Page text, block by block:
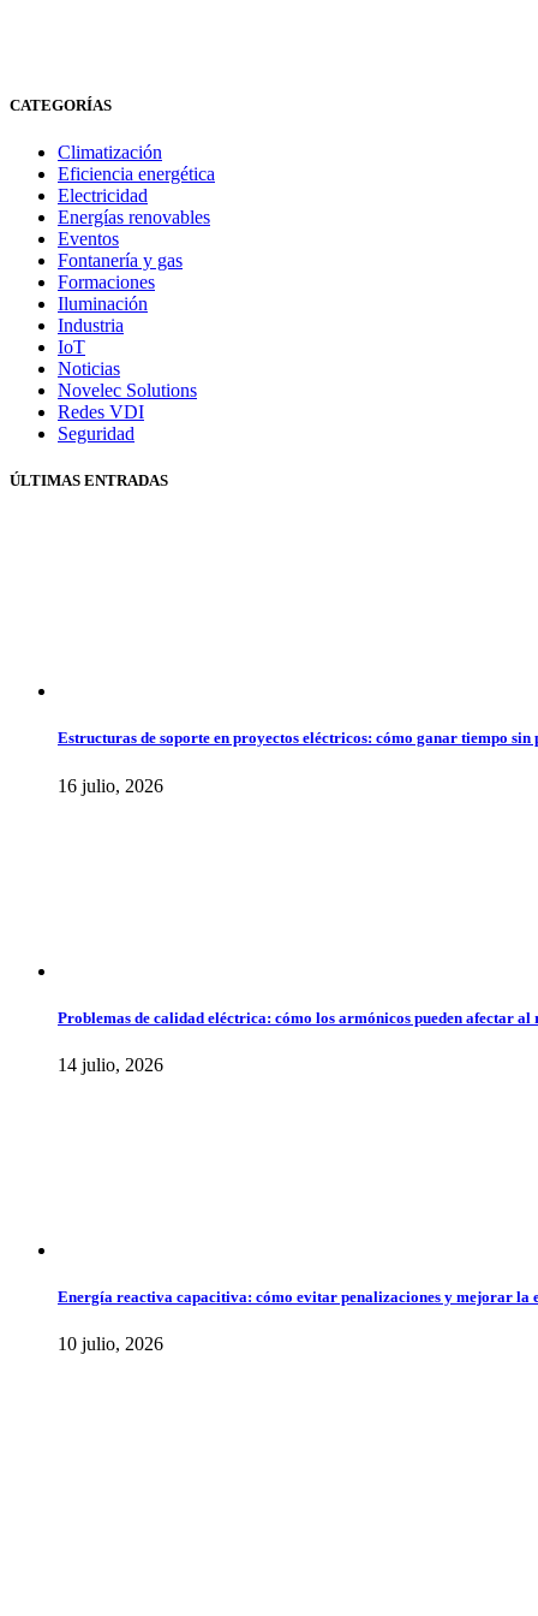
CATEGORÍAS
Climatización
Eficiencia energética
Electricidad
Energías renovables
Eventos
Fontanería y gas
Formaciones
Iluminación
Industria
IoT
Noticias
Novelec Solutions
Redes VDI
Seguridad
ÚLTIMAS ENTRADAS
Estructuras de soporte en proyectos eléctricos: cómo ganar tiempo
16 julio, 2026
Problemas de calidad eléctrica: cómo los armónicos pueden afectar
14 julio, 2026
Energía reactiva capacitiva: cómo evitar penalizaciones y mejorar la
10 julio, 2026